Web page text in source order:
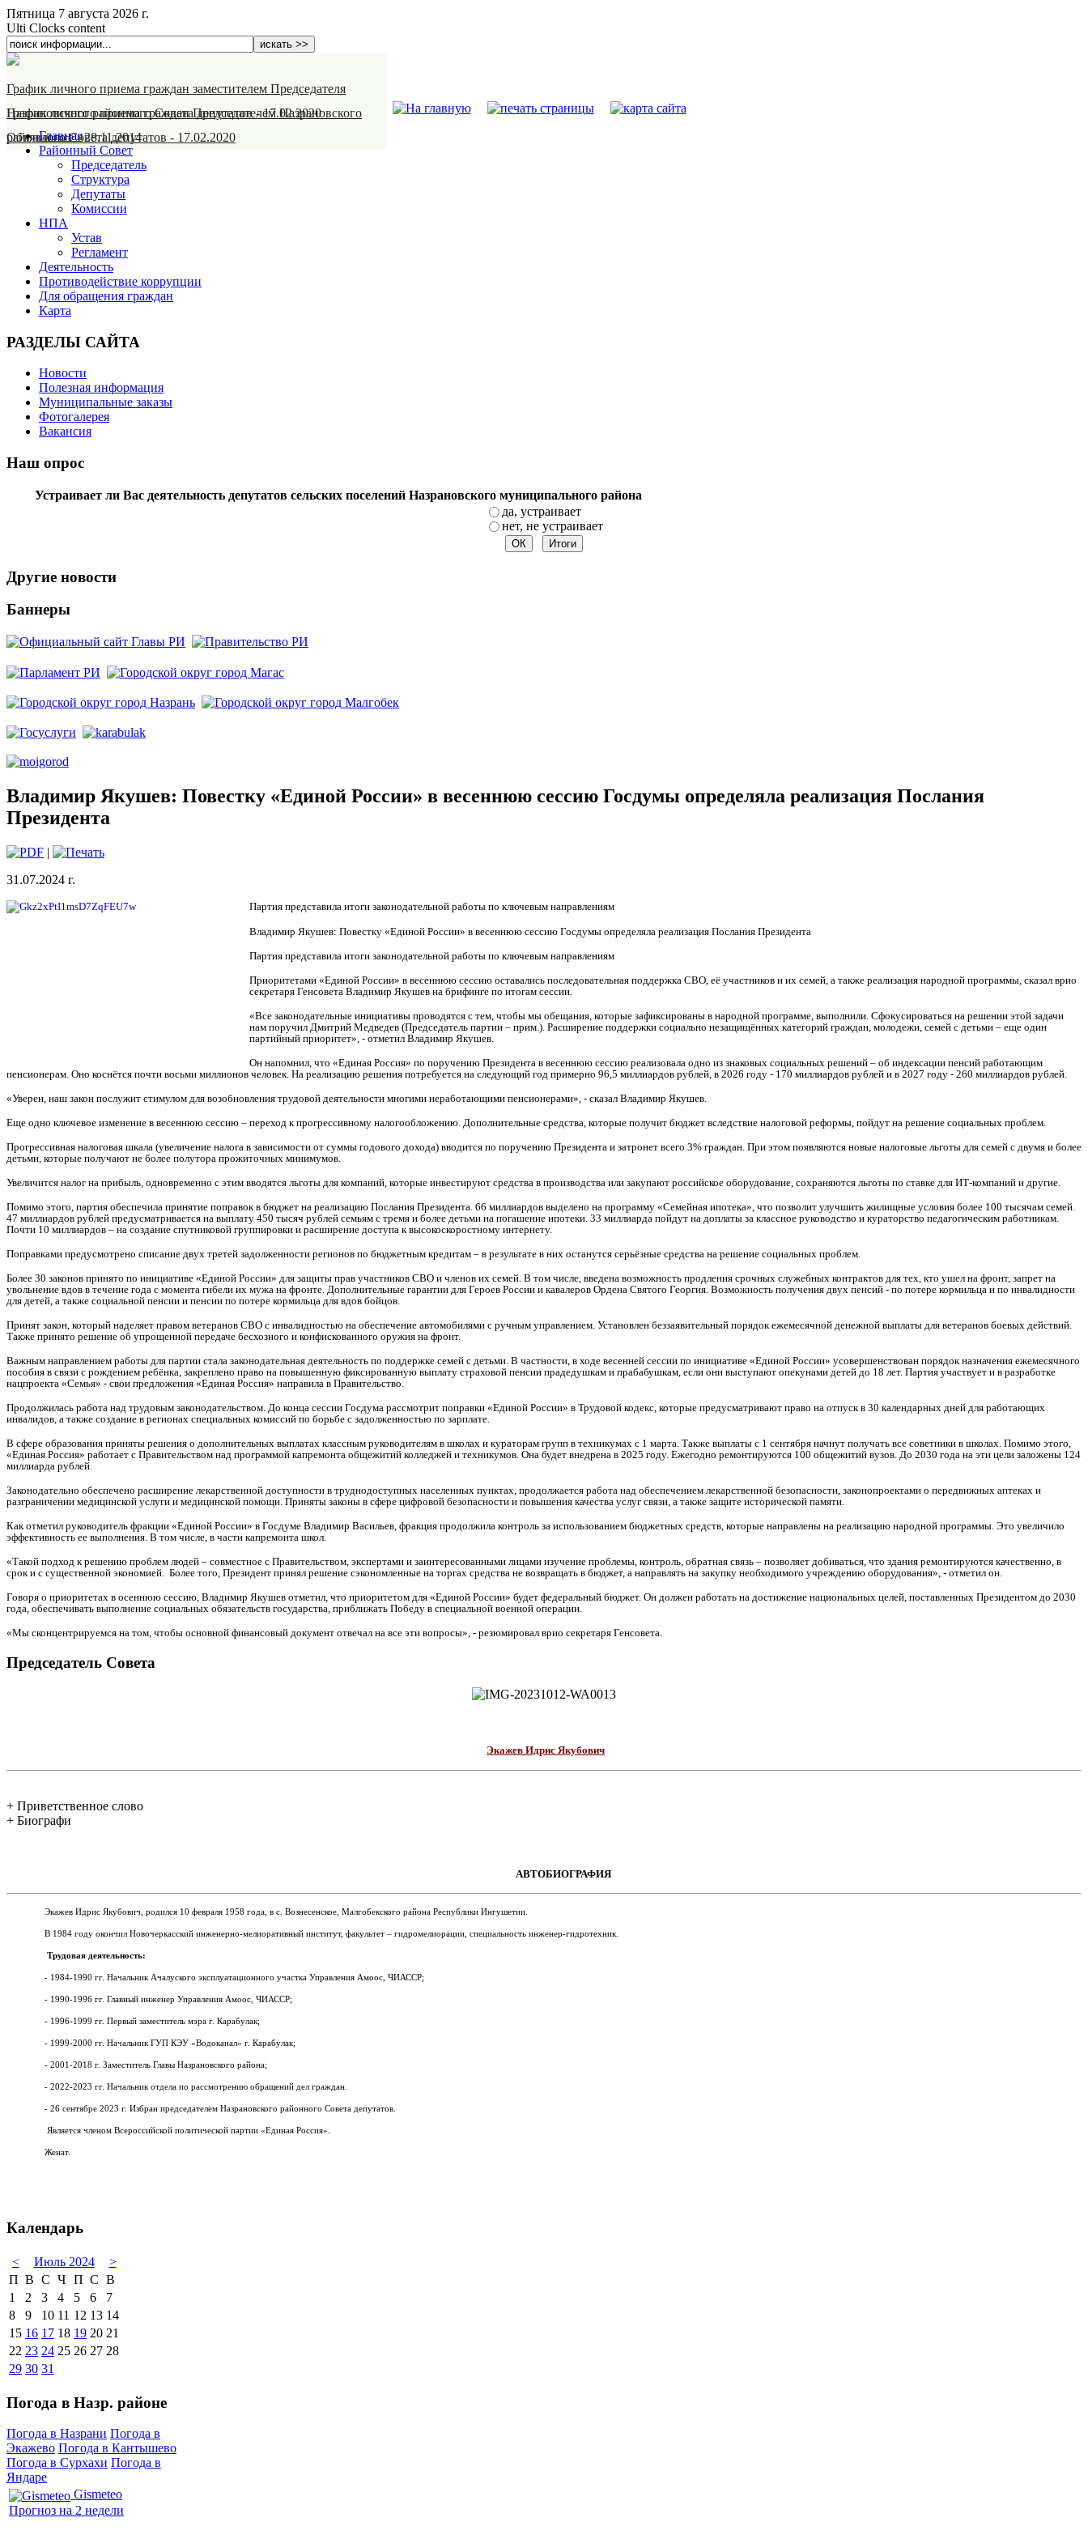
Пятница 7 августа 2026 г.
Ulti Clocks content
График личного приема граждан заместителем Председателя
Назрановского районного Совета депутатов-17.02.2020
График личного приема граждан Председателем Назрановского
районного Совета депутатов - 17.02.2020
Объявление-28.11.2014
Главная
Районный Совет
Председатель
Структура
Депутаты
Комиссии
НПА
Устав
Регламент
Деятельность
Противодействие коррупции
Для обращения граждан
Карта
РАЗДЕЛЫ САЙТА
Новости
Полезная информация
Муниципальные заказы
Фотогалерея
Вакансия
Наш опрос
Устраивает ли Вас деятельность депутатов сельских поселений Назрановского муниципального района
да, устраивает
нет, не устраивает
Другие новости
Баннеры
Владимир Якушев: Повестку «Единой России» в весеннюю сессию Госдумы определяла реализация Послания
Президента
|
31.07.2024 г.
Партия представила итоги законодательной работы по ключевым направлениям
Владимир Якушев: Повестку «Единой России» в весеннюю сессию Госдумы определяла реализация Послания Президента
Партия представила итоги законодательной работы по ключевым направлениям
Приоритетами «Единой России» в весеннюю сессию оставались последовательная поддержка СВО, её участников и их семей, а также реализация народной программы, сказал врио
секретаря Генсовета Владимир Якушев на брифинге по итогам сессии.
«Все законодательные инициативы проводятся с тем, чтобы мы обещания, которые зафиксированы в народной программе, выполнили. Сфокусироваться на решении этой задачи
нам поручил Дмитрий Медведев (Председатель партии – прим.). Расширение поддержки социально незащищённых категорий граждан, молодежи, семей с детьми – еще один
партийный приоритет», - отметил Владимир Якушев.
Он напомнил, что «Единая Россия» по поручению Президента в весеннюю сессию реализовала одно из знаковых социальных решений – об индексации пенсий работающим
пенсионерам. Оно коснётся почти восьми миллионов человек. На реализацию решения потребуется на следующий год примерно 96,5 миллиардов рублей, в 2026 году - 170 миллиардов рублей и в 2027 году - 260 миллиардов рублей.
«Уверен, наш закон послужит стимулом для возобновления трудовой деятельности многими неработающими пенсионерами», - сказал Владимир Якушев.
Еще одно ключевое изменение в весеннюю сессию – переход к прогрессивному налогообложению. Дополнительные средства, которые получит бюджет вследствие налоговой реформы, пойдут на решение социальных проблем.
Прогрессивная налоговая шкала (увеличение налога в зависимости от суммы годового дохода) вводится по поручению Президента и затронет всего 3% граждан. При этом появляются новые налоговые льготы для семей с двумя и более
детьми, которые получают не более полутора прожиточных минимумов.
Увеличится налог на прибыль, одновременно с этим вводятся льготы для компаний, которые инвестируют средства в производства или закупают российское оборудование, сохраняются льготы по ставке для ИТ-компаний и другие.
Помимо этого, партия обеспечила принятие поправок в бюджет на реализацию Послания Президента. 66 миллиардов выделено на программу «Семейная ипотека», что позволит улучшить жилищные условия более 100 тысячам семей.
47 миллиардов рублей предусматривается на выплату 450 тысяч рублей семьям с тремя и более детьми на погашение ипотеки. 33 миллиарда пойдут на доплаты за классное руководство и кураторство педагогическим работникам.
Почти 10 миллиардов – на создание спутниковой группировки и расширение доступа к высокоскоростному интернету.
Поправками предусмотрено списание двух третей задолженности регионов по бюджетным кредитам – в результате в них останутся серьёзные средства на решение социальных проблем.
Более 30 законов принято по инициативе «Единой России» для защиты прав участников СВО и членов их семей. В том числе, введена возможность продления срочных служебных контрактов для тех, кто ушел на фронт, запрет на
увольнение вдов в течение года с момента гибели их мужа на фронте. Дополнительные гарантии для Героев России и кавалеров Ордена Святого Георгия. Возможность получения двух пенсий - по потере кормильца и по инвалидности
для детей, а также социальной пенсии и пенсии по потере кормильца для вдов бойцов.
Принят закон, который наделяет правом ветеранов СВО с инвалидностью на обеспечение автомобилями с ручным управлением. Установлен беззаявительный порядок ежемесячной денежной выплаты для ветеранов боевых действий.
Также принято решение об упрощенной передаче бесхозного и конфискованного оружия на фронт.
Важным направлением работы для партии стала законодательная деятельность по поддержке семей с детьми. В частности, в ходе весенней сессии по инициативе «Единой России» усовершенствован порядок назначения ежемесячного
пособия в связи с рождением ребёнка, закреплено право на повышенную фиксированную выплату страховой пенсии прадедушкам и прабабушкам, если они выступают опекунами детей до 18 лет. Партия участвует и в разработке
нацпроекта «Семья» - свои предложения «Единая Россия» направила в Правительство.
Продолжилась работа над трудовым законодательством. До конца сессии Госдума рассмотрит поправки «Единой России» в Трудовой кодекс, которые предусматривают право на отпуск в 30 календарных дней для работающих
инвалидов, а также создание в регионах специальных комиссий по борьбе с задолженностью по зарплате.
В сфере образования приняты решения о дополнительных выплатах классным руководителям в школах и кураторам групп в техникумах с 1 марта. Также выплаты с 1 сентября начнут получать все советники в школах. Помимо этого,
«Единая Россия» работает с Правительством над программой капремонта общежитий колледжей и техникумов. Она будет внедрена в 2025 году. Ежегодно ремонтируются 100 общежитий вузов. До 2030 года на эти цели заложены 124
миллиарда рублей.
Законодательно обеспечено расширение лекарственной доступности в труднодоступных населенных пунктах, продолжается работа над обеспечением лекарственной безопасности, законопроектами о передвижных аптеках и
разграничении медицинской услуги и медицинской помощи. Приняты законы в сфере цифровой безопасности и повышения качества услуг связи, а также защите исторической памяти.
Как отметил руководитель фракции «Единой России» в Госдуме Владимир Васильев, фракция продолжила контроль за использованием бюджетных средств, которые направлены на реализацию народной программы. Это увеличило
эффективность ее выполнения. В том числе, в части капремонта школ.
«Такой подход к решению проблем людей – совместное с Правительством, экспертами и заинтересованными лицами изучение проблемы, контроль, обратная связь – позволяет добиваться, что здания ремонтируются качественно, в
срок и с существенной экономией. Более того, Президент принял решение сэкономленные на торгах средства не возвращать в бюджет, а направлять на закупку необходимого учреждению оборудования», - отметил он.
Говоря о приоритетах в осеннюю сессию, Владимир Якушев отметил, что приоритетом для «Единой России» будет федеральный бюджет. Он должен работать на достижение национальных целей, поставленных Президентом до 2030
года, обеспечивать выполнение социальных обязательств государства, приближать Победу в специальной военной операции.
«Мы сконцентрируемся на том, чтобы основной финансовый документ отвечал на все эти вопросы», - резюмировал врио секретаря Генсовета.
Председатель Совета
Экажев Идрис Якубович
+ Приветственное слово
+ Биографи
АВТОБИОГРАФИЯ
Экажев Идрис Якубович, родился 10 февраля 1958 года, в с.Вознесенское, Малгобекского района Республики Ингушетии.
В 1984 году окончил Новочеркасский инженерно-мелиоративный институт, факультет – гидромелиорации, специальность инженер-гидротехник.
Трудовая деятельность:
- 1984-1990 гг. Начальник Ачалуского эксплуатационного участка Управления Амоос, ЧИАССР;
- 1990-1996 гг. Главный инженер Управления Амоос, ЧИАССР;
- 1996-1999 гг. Первый заместитель мэра г. Карабулак;
- 1999-2000 гг. Начальник ГУП КЭУ «Водоканал» г. Карабулак;
- 2001-2018 г. Заместитель Главы Назрановского района;
- 2022-2023 гг. Начальник отдела по рассмотрению обращений дел граждан.
- 26 сентябре 2023 г. Избран председателем Назрановского районного Совета депутатов.
Является членом Всероссийской политической партии «Единая Россия».
Женат.
Календарь
< Июль 2024
>
П В С Ч П С В
1
2 3 4 5 6
7
8
9 10 11 12 13 14
15 16 17 18 19 20 21
22 23 24 25 26 27 28
29 30 31
Погода в Назр. районе
Погода в Назрани Погода в
Экажево Погода в Кантышево
Погода в Сурхахи Погода в
Яндаре
Gismeteo
Прогноз на 2 недели